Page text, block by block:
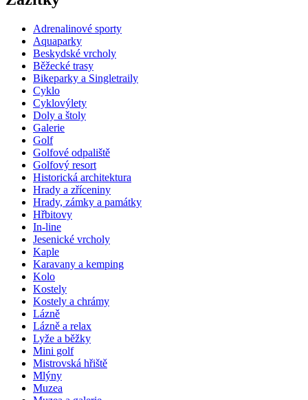
Adrenalinové sporty
Aquaparky
Beskydské vrcholy
Běžecké trasy
Bikeparky a Singletraily
Cyklo
Cyklovýlety
Doly a štoly
Galerie
Golf
Golfové odpaliště
Golfový resort
Historická architektura
Hrady a zříceniny
Hrady, zámky a památky
Hřbitovy
In-line
Jesenické vrcholy
Kaple
Karavany a kemping
Kolo
Kostely
Kostely a chrámy
Lázně
Lázně a relax
Lyže a běžky
Mini golf
Mistrovská hřiště
Mlýny
Muzea